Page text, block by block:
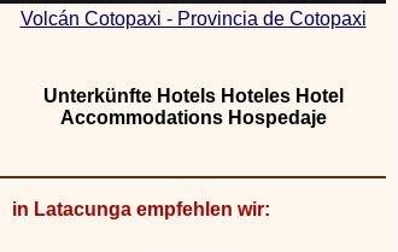
Unterkünfte Hotels Hoteles Hotel
Accommodations Hospedaje
in Latacunga empfehlen wir:
Volcán Cotopaxi - Provincia de Cotopaxi